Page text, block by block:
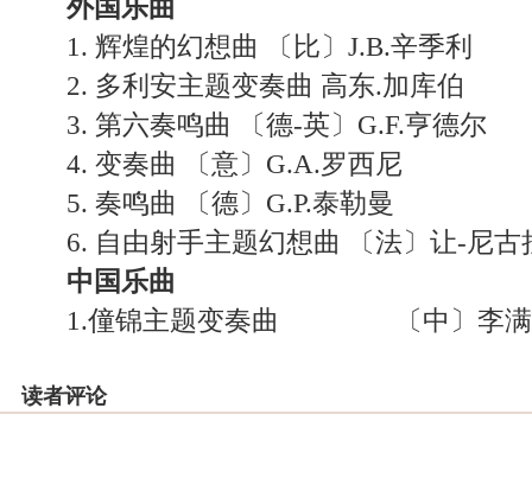
外国乐曲
1. 辉煌的幻想曲 〔比〕J.B.辛季利
2. 多利安主题变奏曲 高东.加库伯
3. 第六奏鸣曲 〔德-英〕G.F.亨德尔
4. 变奏曲 〔意〕G.A.罗西尼
5. 奏鸣曲 〔德〕G.P.泰勒曼
6. 自由射手主题幻想曲 〔法〕让-尼古
中国乐曲
1.僮锦主题变奏曲 〔中〕李满
读者评论